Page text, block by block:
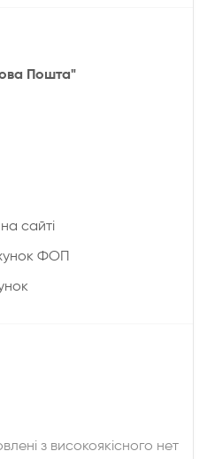
Пошта"
сайті
ФОП
з високоякісного нет